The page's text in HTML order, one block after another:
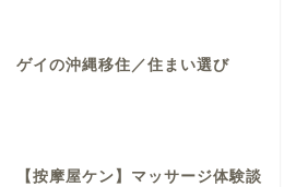
ゲイの沖縄移住／住まい選び
【按摩屋ケン】マッサージ体験談